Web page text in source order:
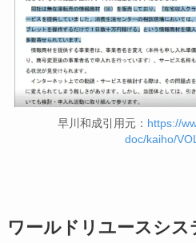
早川和成引用元： https://
doc/kaiho/
ワールドリユースシス